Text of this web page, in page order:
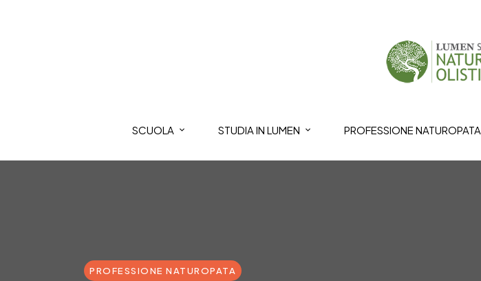
SCUOLA STUDIA IN LUMEN PROFESSIONE NATUROPATA
PROFESSIONE NATUROPATA